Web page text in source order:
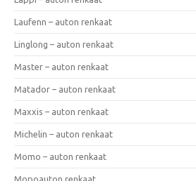
Laufenn – auton renkaat
Linglong – auton renkaat
Master – auton renkaat
Matador – auton renkaat
Maxxis – auton renkaat
Michelin – auton renkaat
Momo – auton renkaat
Mopoauton renkaat